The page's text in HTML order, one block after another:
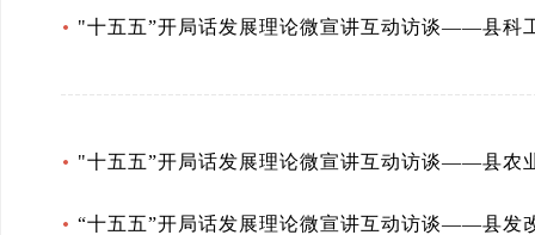
"十五五”开局话发展理论微宣讲互动访谈——县科
"十五五”开局话发展理论微宣讲互动访谈——县农
“十五五”开局话发展理论微宣讲互动访谈——县发